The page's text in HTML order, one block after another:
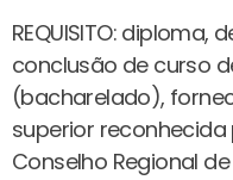
REQUISITO:
conclusão de curso
(bacharelado),
superior reconhecida
Conselho Regional